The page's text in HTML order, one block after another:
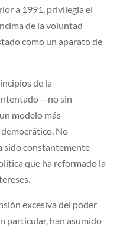
a 1991, privilegia el
de la voluntad
como un aparato de
de la
—no sin
modelo más
No
sido constantemente
que ha reformado la
excesiva del poder
particular, han asumido